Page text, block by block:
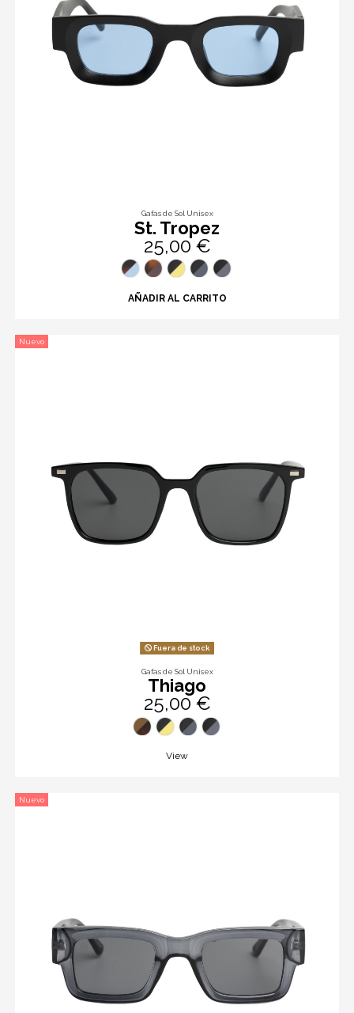
Gafas de Sol Unisex
St. Tropez
25,00 €
AÑADIR AL CARRITO
Nuevo
Fuera de stock
Gafas de Sol Unisex
Thiago
25,00 €
View
Nuevo